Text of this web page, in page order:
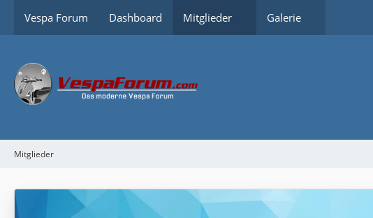
Vespa Forum Dashboard Mitglieder Galerie
Mitglieder